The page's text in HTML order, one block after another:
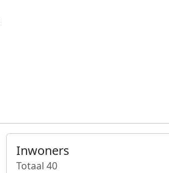
Inwoners
Totaal 40